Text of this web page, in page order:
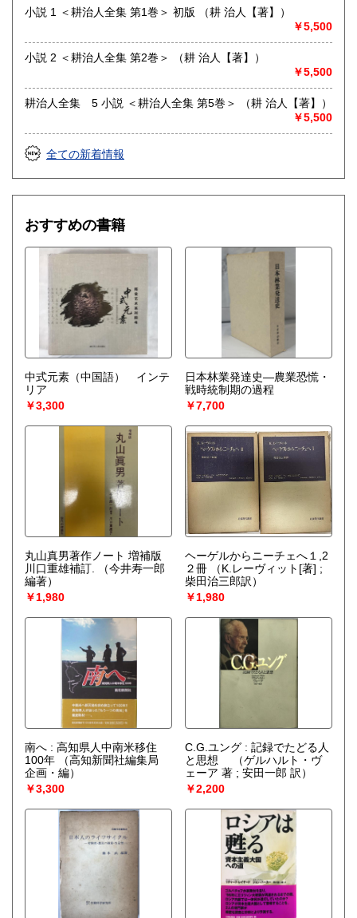
※2026年5月から電話注文は都合により廃止いたしました。
申し訳ございません。FAXで対応いたしますのでよろしくお
願いいたします。
最寄駅：柿生(小田急線)、市ヶ尾(田園都市線)
営業時間：午前10時～午後6時
書籍の買取について
rtkhori@wittech.jp
取り扱い分野
哲学宗教、歴史、社会科学、美術工芸、趣味、古書一般（そ
小説 1 ＜耕治人全集 第1巻＞ 初版 （耕 治人【著】）
￥5,500
小説 2 ＜耕治人全集 第2巻＞ （耕 治人【著】）
￥5,500
耕治人全集 5 小説 ＜耕治人全集 第5巻＞ （耕 治人【著】）
￥5,500
全ての新着情報
おすすめの書籍
中式元素（中国語） インテ
リア
￥3,300
日本林業発達史―農業恐慌・
戦時統制期の過程
￥7,700
丸山真男著作ノート 増補版
川口重雄補訂.
（今井寿一郎
編著）
￥1,980
ヘーゲルからニーチェへ１,2
２冊
（K.レーヴィット[著] ;
柴田治三郎訳）
￥1,980
南へ : 高知県人中南米移住
100年
（高知新聞社編集局
企画・編）
￥3,300
C.G.ユング : 記録でたどる人
と思想
（ゲルハルト・ヴ
ェーア 著 ; 安田一郎 訳）
￥2,200